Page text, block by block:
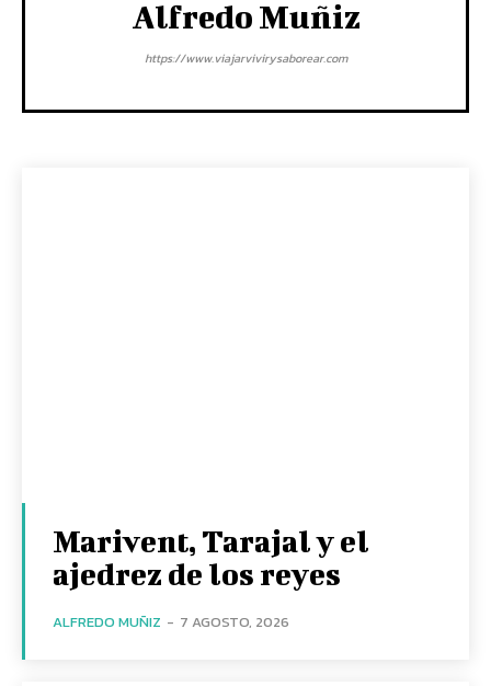
Alfredo Muñiz
https://www.viajarvivirysaborear.com
Marivent, Tarajal y el
ajedrez de los reyes
ALFREDO MUÑIZ - 7 AGOSTO, 2026